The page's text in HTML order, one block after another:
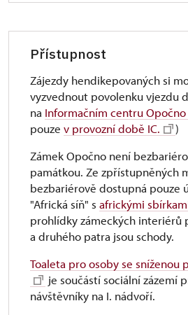
Přístupnost
Zájezdy hendikepovaných si
vyzvednout povolenku vjezdu
na Informačním centru Opočno
pouze v provozní době IC.
)
Zámek Opočno není
památkou. Ze zpřístupněných
bezbariérově dostupná pouze
"Africká síň" s africkými
prohlídky zámeckých interiérů
a druhého patra jsou schody.
Toaleta pro osoby se sníženou
je součástí sociální zázemí
návštěvníky na I. nádvoří.